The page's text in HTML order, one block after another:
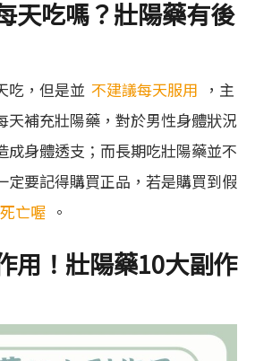
天吃嗎？壯陽藥有後
吃，但是並 不建議每天服用 ，主
天補充壯陽藥，對於男性身體狀況
成身體透支；而長期吃壯陽藥並不
定要記得購買正品，若是購買到假
亡喔 。
用！壯陽藥10大副作